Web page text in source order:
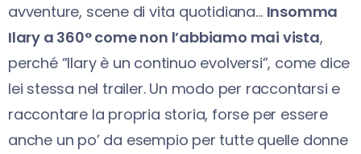
avventure, scene di vita quotidiana… Insomma
Ilary a 360° come non l’abbiamo mai vista,
perché “Ilary è un continuo evolversi”, come dice
lei stessa nel trailer. Un modo per raccontarsi e
raccontare la propria storia, forse per essere
anche un po’ da esempio per tutte quelle donne